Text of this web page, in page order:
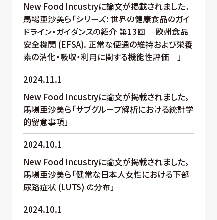
New Food Industryに論文が掲載されました。
馬場亜沙美ら「シリーズ: 世界の健康食品のガイ
ドライン・ガイダンスの紹介 第13回 ―欧州食品
安全機関 (EFSA). 正常な便通の維持および栄養
素の消化・吸収・利用に関する機能性評価―」
2024.11.1
New Food Industryに論文が掲載されました。
馬場亜沙美ら「サブグループ解析における統計学
的留意事項」
2024.10.1
New Food Industryに論文が掲載されました。
馬場亜沙美ら「健常な日本人女性における下部
尿路症状 (LUTS) の分布」
2024.10.1